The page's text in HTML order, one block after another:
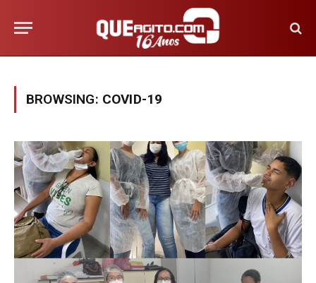
BROWSING: COVID-19